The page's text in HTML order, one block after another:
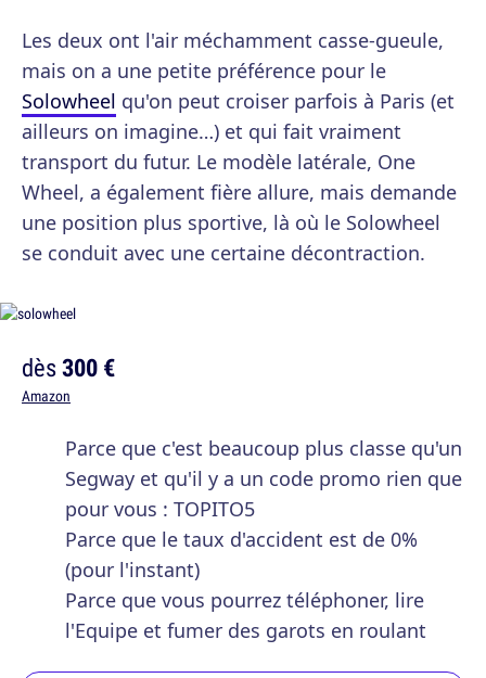
Les deux ont l'air méchamment casse-gueule,
mais on a une petite préférence pour le
Solowheel qu'on peut croiser parfois à Paris (et
ailleurs on imagine…) et qui fait vraiment
transport du futur. Le modèle latérale, One
Wheel, a également fière allure, mais demande
une position plus sportive, là où le Solowheel
se conduit avec une certaine décontraction.
dès300 €
Amazon
Parce que c'est beaucoup plus classe qu'un
Segway et qu'il y a un code promo rien que
pour vous : TOPITO5
Parce que le taux d'accident est de 0%
(pour l'instant)
Parce que vous pourrez téléphoner, lire
l'Equipe et fumer des garots en roulant